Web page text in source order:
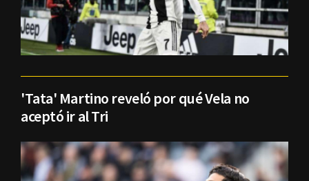
'Tata' Martino reveló por qué Vela no
aceptó ir al Tri